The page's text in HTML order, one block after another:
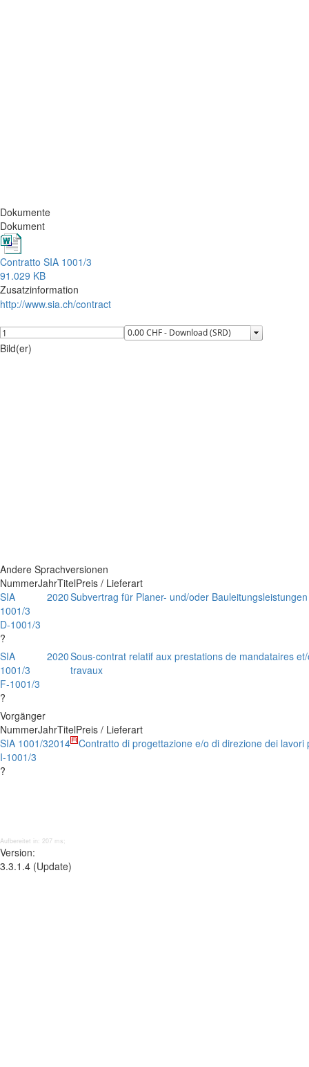
Dokumente
Dokument
Contratto SIA 1001/3
91.029 KB
Zusatzinformation
http://www.sia.ch/contract
Bild(er)
Andere Sprachversionen
NummerJahrTitelPreis / Lieferart
SIA
1001/3
D-1001/3
?
2020Subvertrag für Planer- und/oder Bauleitungsleistungen
SIA
1001/3
F-1001/3
?
2020Sous-contrat relatif aux prestations de mandataires
travaux
Vorgänger
NummerJahrTitelPreis / Lieferart
SIA 1001/3
I-1001/3
?
2014 Contratto di progettazione e/o di direzione dei lavori
Aufbereitet in: 207 ms;
Version:
3.3.1.4 (Update)